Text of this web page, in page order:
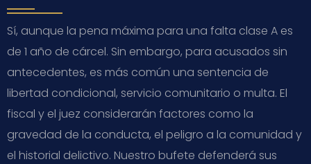
Sí, aunque la pena máxima para una falta clase A es
de 1 año de cárcel. Sin embargo, para acusados sin
antecedentes, es más común una sentencia de
libertad condicional, servicio comunitario o multa. El
fiscal y el juez considerarán factores como la
gravedad de la conducta, el peligro a la comunidad y
el historial delictivo. Nuestro bufete defenderá sus